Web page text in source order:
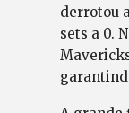
derrotou
sets a 0.